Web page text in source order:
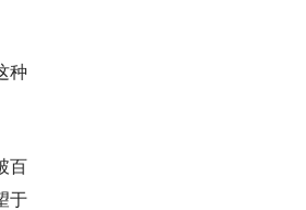
种
百
于